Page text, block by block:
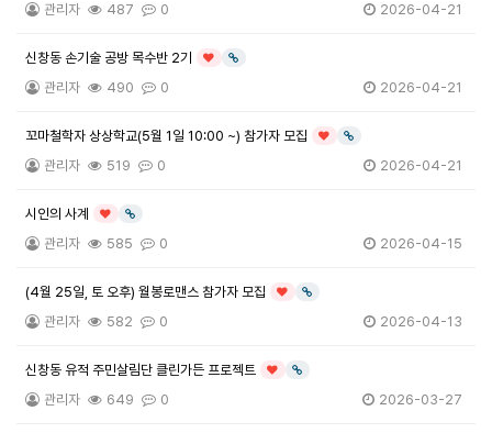
관리자 487 0 2026-04-21
신창동 손기술 공방 목수반 2기 인기글 링크
관리자 490 0 2026-04-21
꼬마철학자 상상학교(5월 1일 10:00 ~) 참가자 모집 인기글 링크
관리자 519 0 2026-04-21
시인의 사계 인기글 링크
관리자 585 0 2026-04-15
(4월 25일, 토 오후) 월봉로맨스 참가자 모집 인기글 링크
관리자 582 0 2026-04-13
신창동 유적 주민살림단 클린가든 프로젝트 인기글 링크
관리자 649 0 2026-03-27